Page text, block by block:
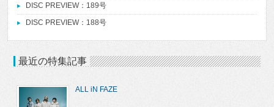
DISC PREVIEW：189号
DISC PREVIEW：188号
最近の特集記事
ALL iN FAZE